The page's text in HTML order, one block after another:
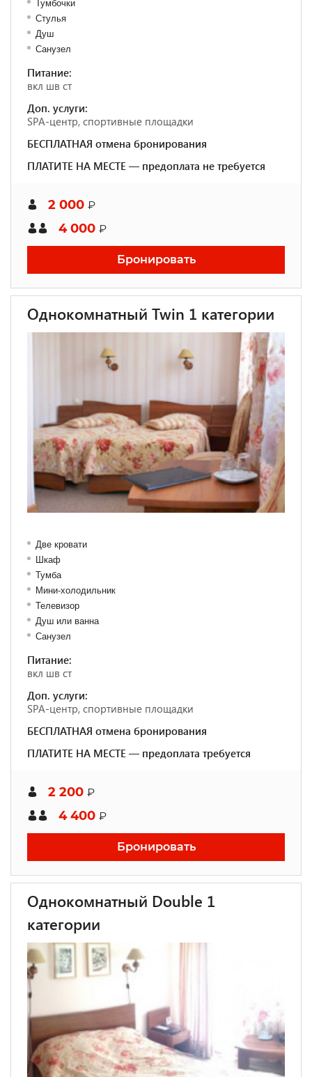
Тумбочки
Стулья
Душ
Санузел
Питание:
вкл шв ст
Доп. услуги:
SPA-центр, спортивные площадки
БЕСПЛАТНАЯ отмена бронирования
ПЛАТИТЕ НА МЕСТЕ — предоплата не требуется
2 000 ₽
4 000 ₽
Бронировать
Однокомнатный Twin 1 категории
Две кровати
Шкаф
Тумба
Мини-холодильник
Телевизор
Душ или ванна
Санузел
Питание:
вкл шв ст
Доп. услуги:
SPA-центр, спортивные площадки
БЕСПЛАТНАЯ отмена бронирования
ПЛАТИТЕ НА МЕСТЕ — предоплата требуется
2 200 ₽
4 400 ₽
Бронировать
Однокомнатный Double 1
категории